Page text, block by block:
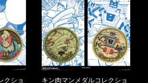
クショ
キン肉マンメダルコレクショ